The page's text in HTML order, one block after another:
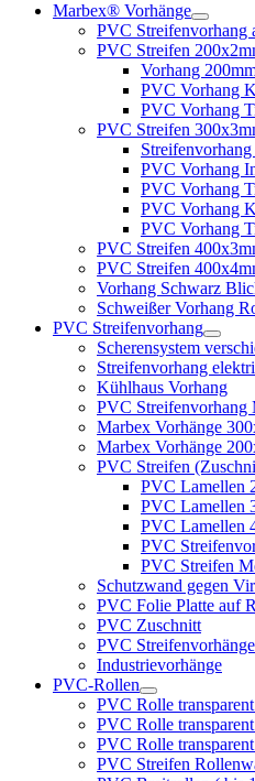
Marbex® Vorhänge
PVC Streifenvorhang
PVC Streifen
Vorhang
PVC Vorhang
PVC Vorhang
PVC Streifen
PVC Vorhang
PVC Vorhang
PVC Vorhang
PVC Vorhang
PVC Streifen
PVC Streifen
Vorhang Schwarz
Schweißer Vorhang
PVC Streifenvorhang
Scherensystem
Streifenvorhang
Kühlhaus Vorhang
PVC Streifenvorhang
Marbex Vorhänge
Marbex Vorhänge
PVC Streifen
PVC Lamellen
PVC Lamellen
PVC Lamellen
PVC
PVC Streifen
Schutzwand gegen
PVC Folie Platte auf
PVC Zuschnitt
PVC Streifenvorhänge
Industrievorhänge
PVC-Rollen
PVC Rolle
PVC Rolle
PVC Rolle
PVC Streifen